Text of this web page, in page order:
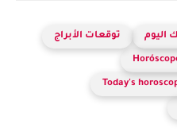
اليوم توقعات الأبراج
Today's